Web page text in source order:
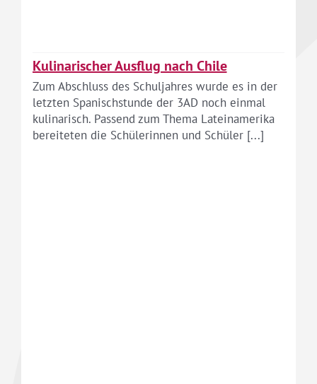
Kulinarischer Ausflug nach Chile
Zum Abschluss des Schuljahres wurde es in der
letzten Spanischstunde der 3AD noch einmal
kulinarisch. Passend zum Thema Lateinamerika
bereiteten die Schülerinnen und Schüler [...]